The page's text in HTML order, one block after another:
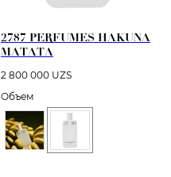
2787 PERFUMES HAKUNA
MATATA
2 800 000 UZS
Объем